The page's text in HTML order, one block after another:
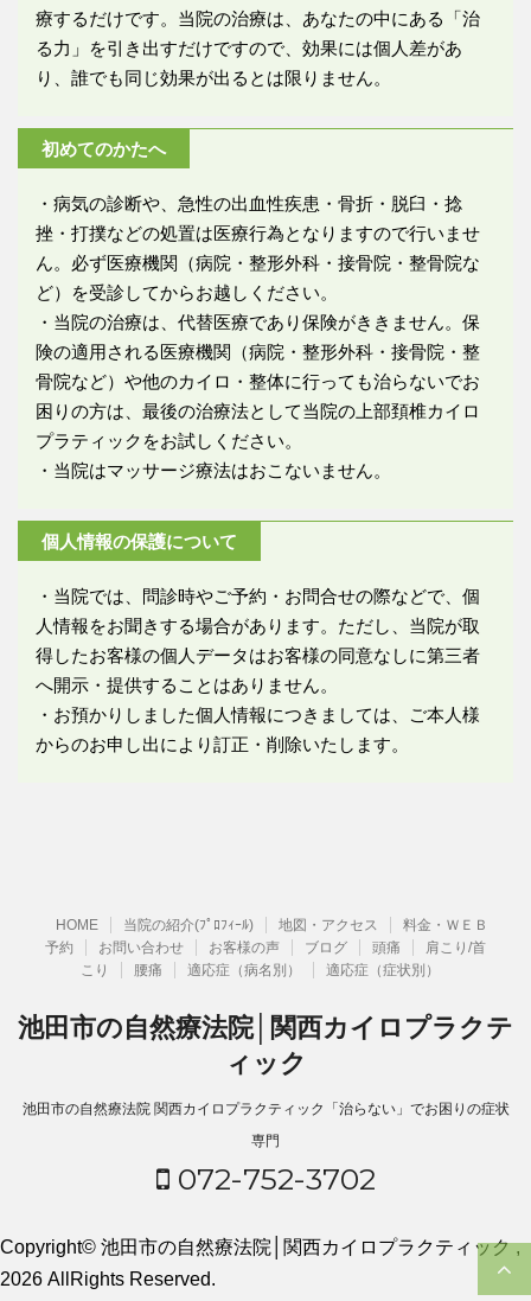
療するだけです。当院の治療は、あなたの中にある「治
る力」を引き出すだけですので、効果には個人差があ
り、誰でも同じ効果が出るとは限りません。
初めてのかたへ
・病気の診断や、急性の出血性疾患・骨折・脱臼・捻
挫・打撲などの処置は医療行為となりますので行いませ
ん。必ず医療機関（病院・整形外科・接骨院・整骨院な
ど）を受診してからお越しください。
・当院の治療は、代替医療であり保険がききません。保
険の適用される医療機関（病院・整形外科・接骨院・整
骨院など）や他のカイロ・整体に行っても治らないでお
困りの方は、最後の治療法として当院の上部頚椎カイロ
プラティックをお試しください。
・当院はマッサージ療法はおこないません。
個人情報の保護について
・当院では、問診時やご予約・お問合せの際などで、個
人情報をお聞きする場合があります。ただし、当院が取
得したお客様の個人データはお客様の同意なしに第三者
へ開示・提供することはありません。
・お預かりしました個人情報につきましては、ご本人様
からのお申し出により訂正・削除いたします。
HOME 当院の紹介(ﾌﾟﾛﾌｨｰﾙ) 地図・アクセス
料金・ＷＥＢ
予約
お問い合わせ お客様の声 ブログ 頭痛
肩こり/首
こり
腰痛 適応症（病名別） 適応症（症状別）
池田市の自然療法院│関西カイロプラクテ
ィック
池田市の自然療法院 関西カイロプラクティック「治らない」でお困りの症状
専門
072-752-3702
Copyright© 池田市の自然療法院│関西カイロプラクティック ,
2026 AllRights Reserved.